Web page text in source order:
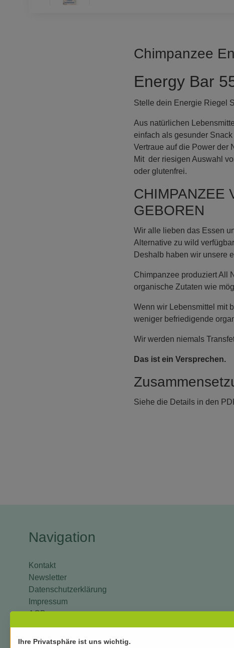
Chimpanzee
Energy Bar
Stelle dein Energie Riegel
Aus natürlichen
einfach als gesunder
Vertraue auf die Power der
Mit der riesigen Auswahl
oder glutenfrei.
CHIMPANZEE
GEBOREN
Wir alle lieben das Essen
Alternative zu wild
Deshalb haben wir unsere
Chimpanzee produziert All
organische Zutaten wie
Wenn wir Lebensmittel mit
weniger befriedigende
Wir werden niemals
Das ist ein Versprechen.
Siehe die Details in den
Navigation
Kontakt
Newsletter
Datenschutzerklärung
Impressum
AGB
Versand und Zahlung
Mein Konto
Ihre Privatsphäre ist uns wichtig.